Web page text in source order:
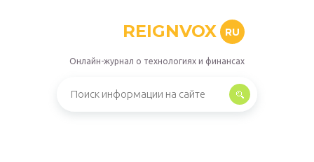
REIGNVOX RU
Онлайн-журнал о технологиях и финансах